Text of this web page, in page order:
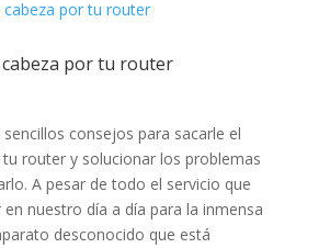
por tu router
consejos para sacarle el
router y solucionar los problemas
A pesar de todo el servicio que
nuestro día a día para la inmensa
desconocido que está